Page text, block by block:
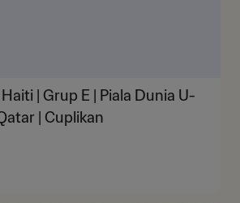
| Grup E | Piala Dunia U-
| Cuplikan